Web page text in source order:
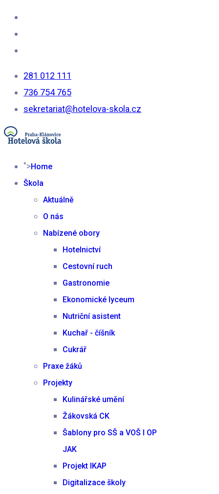
281 012 111
736 754 765
sekretariat@hotelova-skola.cz
">Home
Škola
Aktuálně
O nás
Nabízené obory
Hotelnictví
Cestovní ruch
Gastronomie
Ekonomické lyceum
Nutriční asistent
Kuchař - číšník
Cukrář
Praxe žáků
Projekty
Kulinářské umění
Žákovská CK
Šablony pro SŠ a VOŠ I OP
JAK
Projekt IKAP
Digitalizace školy